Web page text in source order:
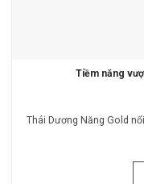
Tiềm năng
Thái Dương Năng Gold